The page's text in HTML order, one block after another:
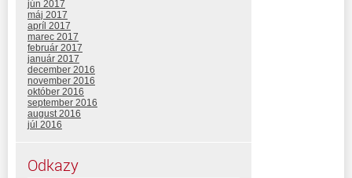
jún 2017
máj 2017
apríl 2017
marec 2017
február 2017
január 2017
december 2016
november 2016
október 2016
september 2016
august 2016
júl 2016
Odkazy